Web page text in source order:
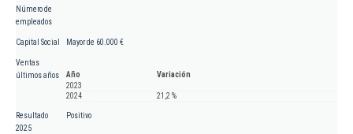
Número de
empleados
Capital Social Mayor de 60.000 €
Ventas
últimos años
Año
Variación
2023
2024
21,2 %
Resultado
2025
Positivo